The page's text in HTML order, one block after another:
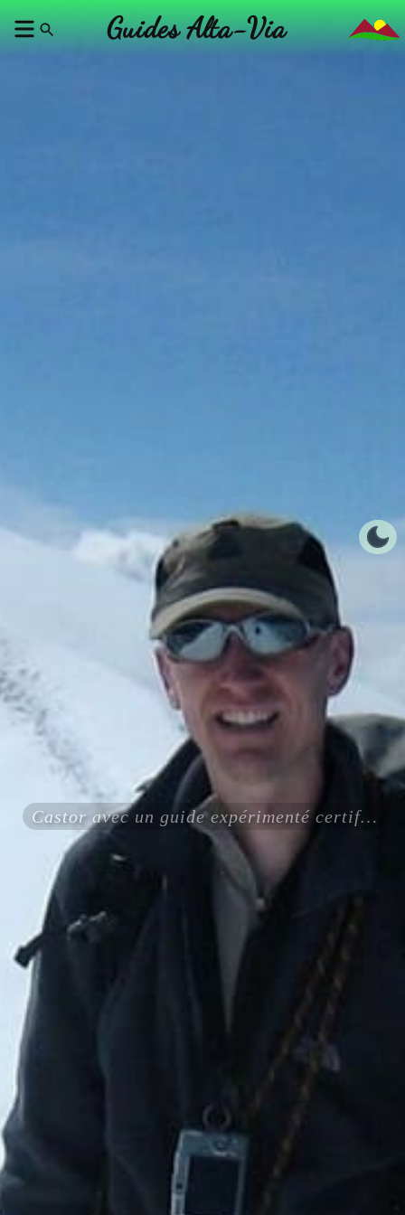
Guides Alta-Via
Castor avec un guide expérimenté certifié ENSA UIAGM